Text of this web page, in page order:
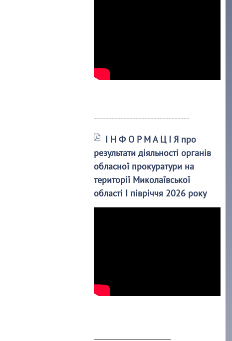
--------------------------------
І Н Ф О Р М А Ц І Я про
результати діяльності органів
обласної прокуратури на
території Миколаївської
області І півріччя 2026 року